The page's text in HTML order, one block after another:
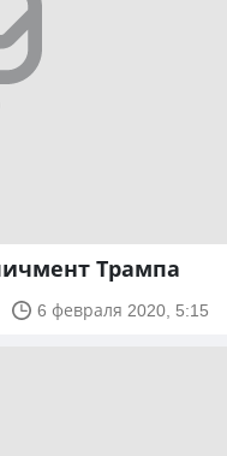
Трампа
6 февраля 2020, 5:15